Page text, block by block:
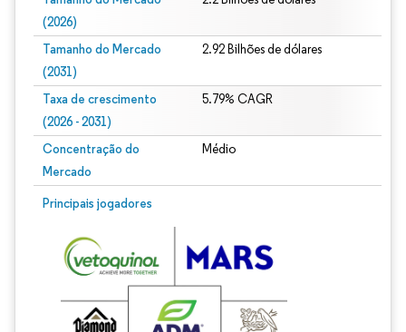
(2026)
Tamanho do Mercado
(2031)
2.92 Bilhões de dólares
Taxa de crescimento
(2026 - 2031)
5.79% CAGR
Concentração do
Mercado
Médio
Principais jogadores
Imagem © Mordor Intelligence. O reuso requer atribuição conforme CC BY 4.0.